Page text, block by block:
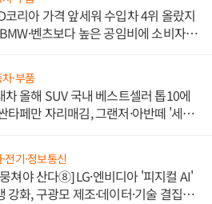
코리아 가격 앞세워 수입차 4위 올랐지
벤츠보다 높은 공임비에 소비자
·부품
차 올해 SUV 국내 베스트셀러 톱10에
타페만 자리매김, 그랜저·아반떼 '세단
전기·정보통신
쳐야 산다⑧] LG·엔비디아 '피지컬 AI'
강화, 구광모 제조·데이터·기술 결집